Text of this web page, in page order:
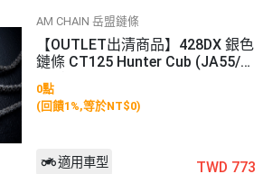
AM CHAIN 岳盟鏈條
【OUTLET出清商品】428DX 銀色
鏈條 CT125 Hunter Cub (JA55/J
A65)
0點
(回饋1%,等於NT$0)
適用車型 TWD 773